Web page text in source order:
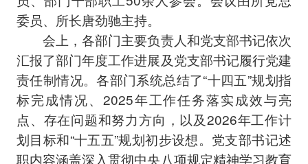
委员、所长唐劲驰主持。
会上，各部门主要负责人和党支部书记依次
汇报了部门年度工作进展及党支部书记履行党建
责任制情况。各部门系统总结了“十四五”规划指
标完成情况、2025年工作任务落实成效与亮
点、存在问题和努力方向，以及2026年工作计
划目标和“十五五”规划初步设想。党支部书记述
职内容涵盖深入贯彻中央八项规定精神学习教育